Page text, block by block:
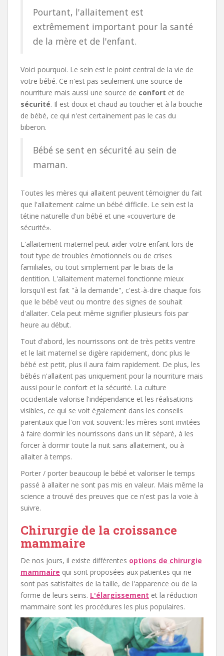
Pourtant, l'allaitement est
extrêmement important pour la santé
de la mère et de l'enfant.
Voici pourquoi. Le sein est le point central de la vie de
votre bébé. Ce n'est pas seulement une source de
nourriture mais aussi une source de confort et de
sécurité. Il est doux et chaud au toucher et à la bouche
de bébé, ce qui n'est certainement pas le cas du
biberon.
Bébé se sent en sécurité au sein de
maman.
Toutes les mères qui allaitent peuvent témoigner du fait
que l'allaitement calme un bébé difficile. Le sein est la
tétine naturelle d'un bébé et une «couverture de
sécurité».
L'allaitement maternel peut aider votre enfant lors de
tout type de troubles émotionnels ou de crises
familiales, ou tout simplement par le biais de la
dentition. L'allaitement maternel fonctionne mieux
lorsqu'il est fait "à la demande", c'est-à-dire chaque fois
que le bébé veut ou montre des signes de souhait
d'allaiter. Cela peut même signifier plusieurs fois par
heure au début.
Tout d'abord, les nourrissons ont de très petits ventre
et le lait maternel se digère rapidement, donc plus le
bébé est petit, plus il aura faim rapidement. De plus, les
bébés n'allaitent pas uniquement pour la nourriture mais
aussi pour le confort et la sécurité. La culture
occidentale valorise l'indépendance et les réalisations
visibles, ce qui se voit également dans les conseils
parentaux que l'on voit souvent: les mères sont invitées
à faire dormir les nourrissons dans un lit séparé, à les
forcer à dormir toute la nuit sans allaitement, ou à
allaiter à temps.
Porter / porter beaucoup le bébé et valoriser le temps
passé à allaiter ne sont pas mis en valeur. Mais même la
science a trouvé des preuves que ce n'est pas la voie à
suivre.
Chirurgie de la croissance
mammaire
De nos jours, il existe différentes options de chirurgie
mammaire qui sont proposées aux patientes qui ne
sont pas satisfaites de la taille, de l'apparence ou de la
forme de leurs seins. L'élargissement et la réduction
mammaire sont les procédures les plus populaires.